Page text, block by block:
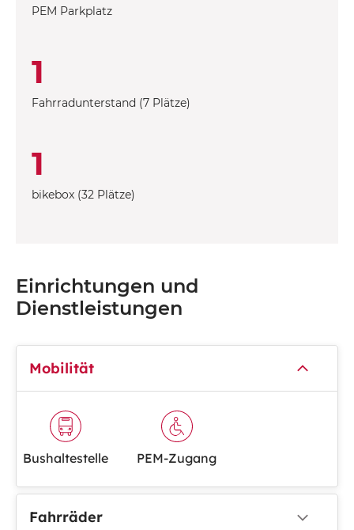
PEM Parkplatz
1
Fahrradunterstand (7 Plätze)
1
bikebox (32 Plätze)
Einrichtungen und
Dienstleistungen
Mobilität
Bushaltestelle PEM-Zugang
Fahrräder